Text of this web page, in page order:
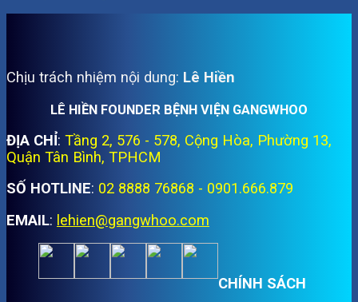
Chịu trách nhiệm nội dung: Lê Hiền
LÊ HIỀN FOUNDER BỆNH VIỆN GANGWHOO
ĐỊA CHỈ: Tầng 2, 576 - 578, Cộng Hòa, Phường 13,
Quận Tân Bình, TPHCM
SỐ HOTLINE: 02 8888 76868 - 0901.666.879
EMAIL: lehien@gangwhoo.com
CHÍNH SÁCH